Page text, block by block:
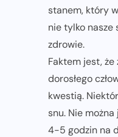
stanem, który
nie tylko nasze
zdrowie.
Faktem jest,
dorosłego
kwestią.
snu. Nie
4-5 godzin na